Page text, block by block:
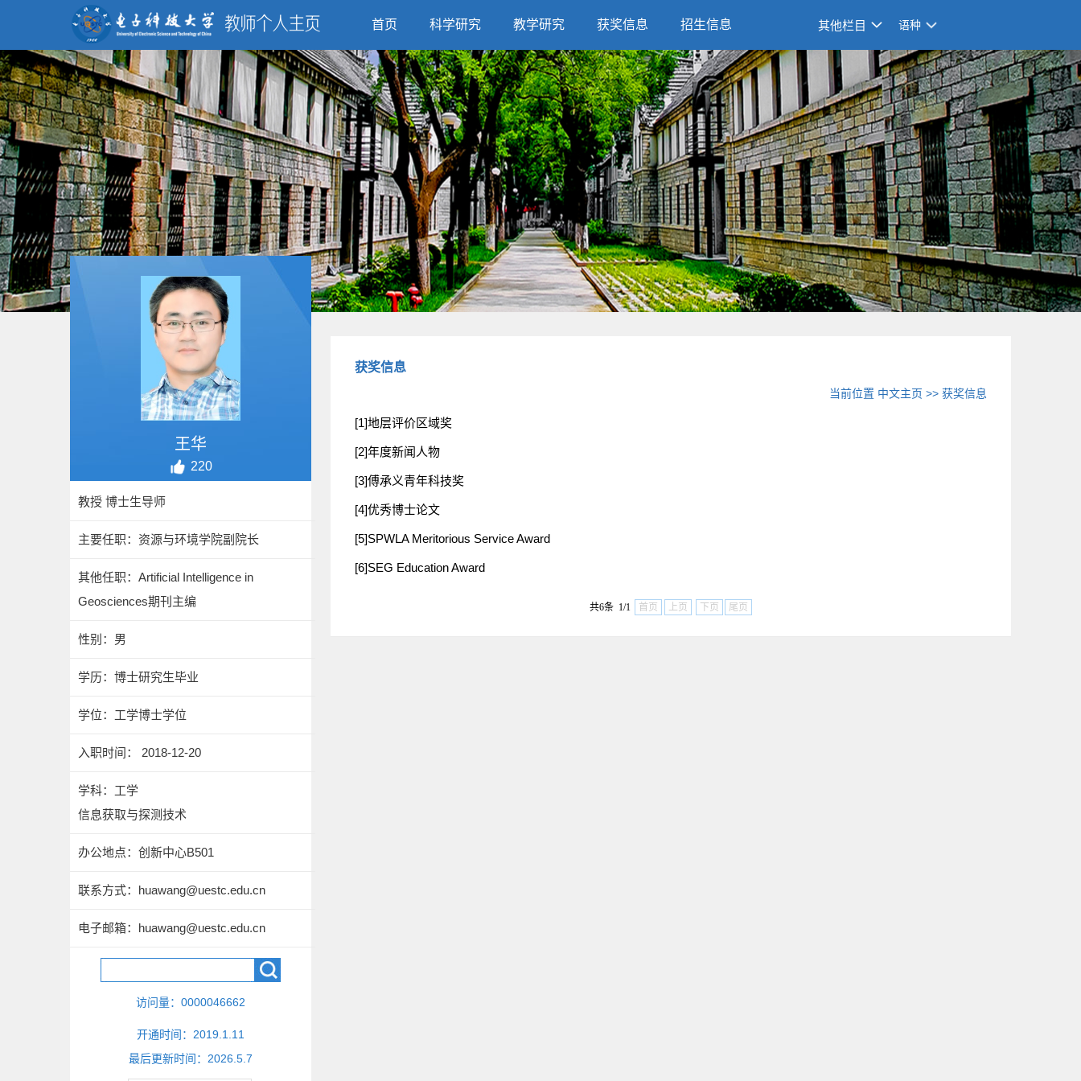
首页 科学研究 教学研究 获奖信息 招生信息 其他栏目 语种
王华
220
教授 博士生导师
主要任职：资源与环境学院副院长
其他任职：Artificial Intelligence in
Geosciences期刊主编
性别：男
学历：博士研究生毕业
学位：工学博士学位
入职时间： 2018-12-20
学科：工学
信息获取与探测技术
办公地点：创新中心B501
联系方式： huawang@uestc.edu.cn
电子邮箱： huawang@uestc.edu.cn
访问量： 0000046662
开通时间： 2019 1 11
最后更新时间： 2026 5 7
获奖信息
当前位置 中文主页 >>获奖信息
[1]地层评价区域奖
[2]年度新闻人物
[3]傅承义青年科技奖
[4]优秀博士论文
[5]SPWLA Meritorious Service Award
[6]SEG Education Award
共6条 1/1 首页 上页 下页 尾页